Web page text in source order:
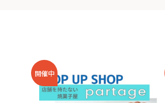
開催中